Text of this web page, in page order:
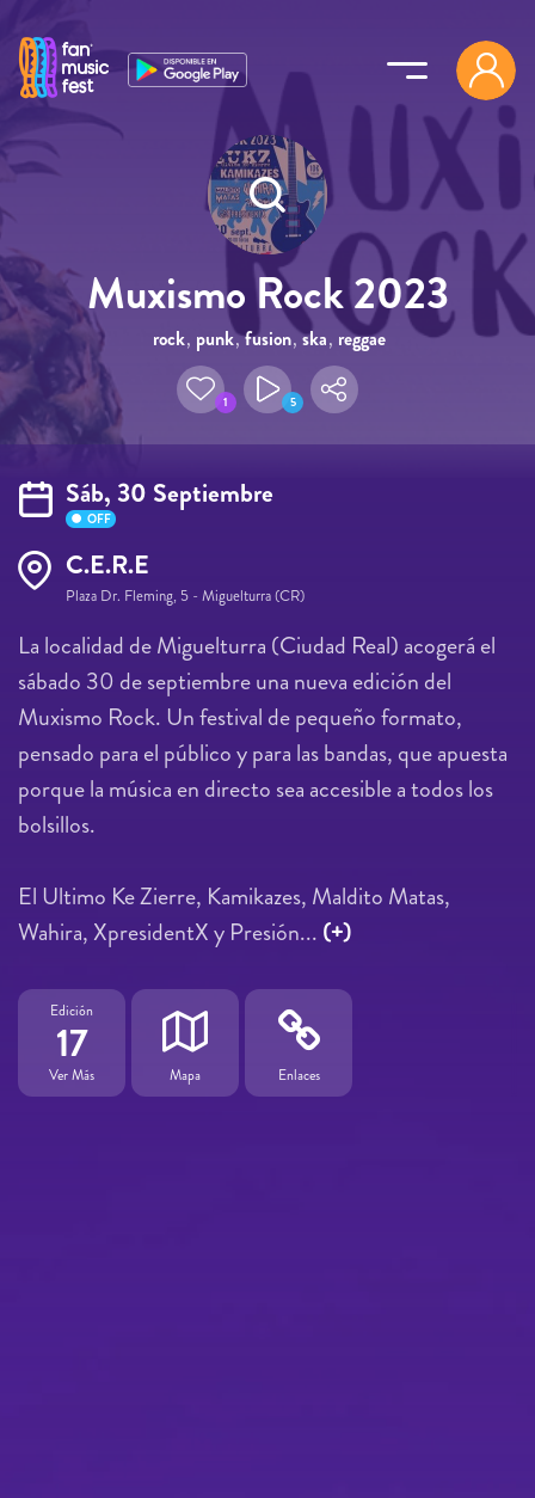
Muxismo Rock 2023
rock, punk,fusion, ska, reggae
1 5
Sáb, 30 Septiembre
OFF
C.E.R.E
Plaza Dr. Fleming, 5 - Miguelturra (CR)
La localidad de Miguelturra (Ciudad Real) acogerá el
sábado 30 de septiembre una nueva edición del
Muxismo Rock. Un festival de pequeño formato,
pensado para el público y para las bandas, que apuesta
porque la música en directo sea accesible a todos los
bolsillos.
El Ultimo Ke Zierre, Kamikazes, Maldito Matas,
Wahira, XpresidentX y Presión... (+)
Edición
17
Ver Más Mapa Enlaces